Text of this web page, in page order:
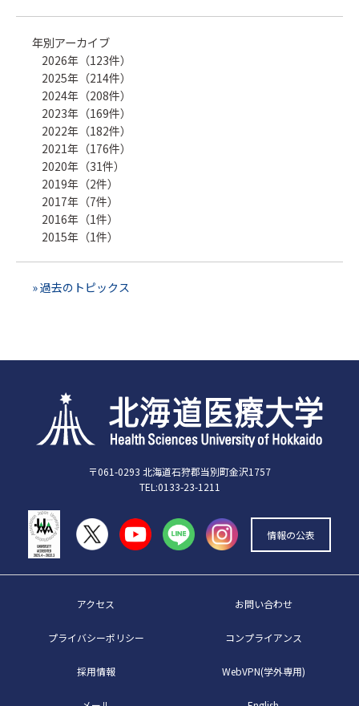
年別アーカイブ
2026年（123件）
2025年（214件）
2024年（208件）
2023年（169件）
2022年（182件）
2021年（176件）
2020年（31件）
2019年（2件）
2017年（7件）
2016年（1件）
2015年（1件）
» 過去のトピックス
〒061-0293 北海道石狩郡当別町金沢1757
TEL:0133-23-1211
情報の公表
アクセス お問い合わせ
プライバシーポリシー コンプライアンス
採用情報 WebVPN(学外専用)